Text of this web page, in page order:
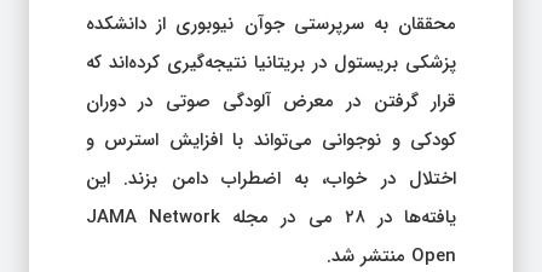
محققان به سرپرستی جوآن نیوبوری از دانشکده
پزشکی بریستول در بریتانیا نتیجه‌گیری کرده‌اند که
قرار گرفتن در معرض آلودگی صوتی در دوران
کودکی و نوجوانی می‌تواند با افزایش استرس و
اختلال در خواب، به اضطراب دامن بزند. این
یافته‌ها در ۲۸ می در مجله JAMA Network
Open منتشر شد.